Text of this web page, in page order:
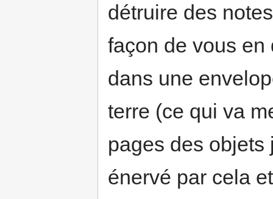
détruire des
façon de vous en
dans une
terre (ce qui va
pages des objets
énervé par cela